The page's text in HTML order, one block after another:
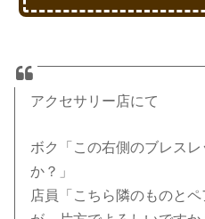
アクセサリー店にて
ボク「この右側のブレス
か？」
店員「こちら隣のものと